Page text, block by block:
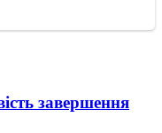
завершення